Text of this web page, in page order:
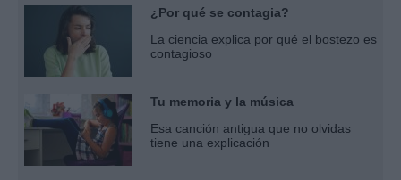
¿Por qué se contagia?
La ciencia explica por qué el bostezo es
contagioso
Tu memoria y la música
Esa canción antigua que no olvidas
tiene una explicación